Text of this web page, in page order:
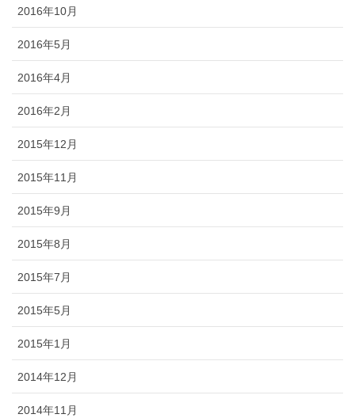
2016年10月
2016年5月
2016年4月
2016年2月
2015年12月
2015年11月
2015年9月
2015年8月
2015年7月
2015年5月
2015年1月
2014年12月
2014年11月